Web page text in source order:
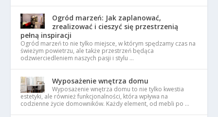
Ogród marzeń: Jak zaplanować,
zrealizować i cieszyć się przestrzenią
pełną inspiracji
Ogród marzeń to nie tylko miejsce, w którym spędzamy czas na
świeżym powietrzu, ale także przestrzeń będąca
odzwierciedleniem naszych pasji i stylu …
Wyposażenie wnętrza domu
Wyposażenie wnętrza domu to nie tylko kwestia
estetyki, ale również funkcjonalności, która wpływa na
codzienne życie domowników. Każdy element, od mebli po …